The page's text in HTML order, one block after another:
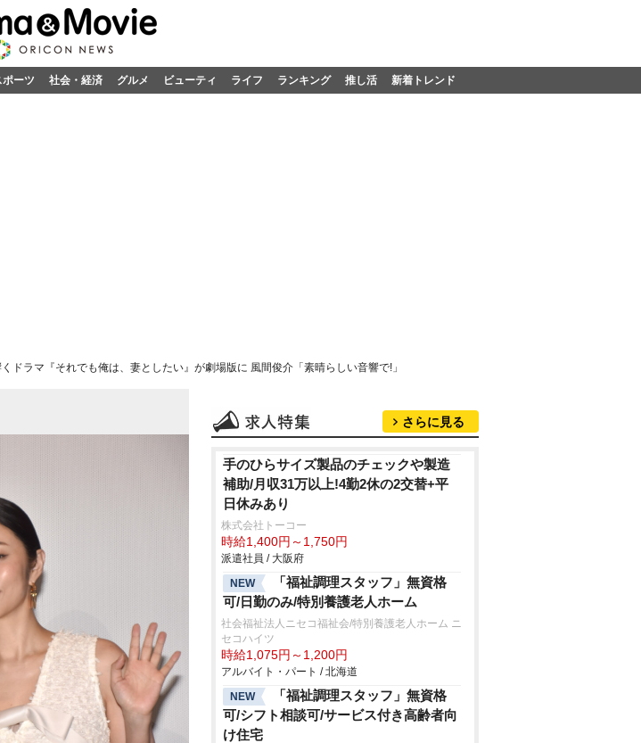
ポーツ 社会・経済 グルメ ビューティ ライフ ランキング 推し活 新着トレンド
ドラマ『それでも俺は、妻としたい』が劇場版に 風間俊介「素晴らしい音響で!」
さらに見る
手のひらサイズ製品のチェックや製造
補助/月収31万以上!4勤2休の2交替+平
日休みあり
株式会社トーコー
時給1,400円～1,750円
派遣社員 / 大阪府
NEW
「福祉調理スタッフ」無資格
可/日勤のみ/特別養護老人ホーム
社会福祉法人ニセコ福祉会/特別養護老人ホーム ニ
セコハイツ
時給1,075円～1,200円
アルバイト・パート / 北海道
NEW
「福祉調理スタッフ」無資格
可/シフト相談可/サービス付き高齢者向
け住宅